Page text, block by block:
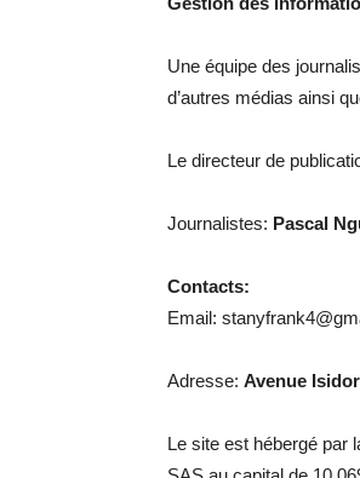
Une équipe des
d’autres médias ainsi
Le directeur de
Journalistes: Pascal
Contacts:
Email:
Adresse: Avenue
Le site est hébergé par